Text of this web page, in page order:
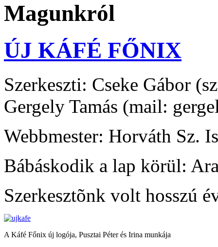
Magunkról
ÚJ KÁFÉ FŐNIX
Szerkeszti: Cseke Gábor
Gergely Tamás (mail:
Webbmester: Horváth Sz.
Bábáskodik a lap körül:
Szerkesztõnk volt hosszú
A Káfé Főnix új logója, Pusztai Péter és Irina munkája